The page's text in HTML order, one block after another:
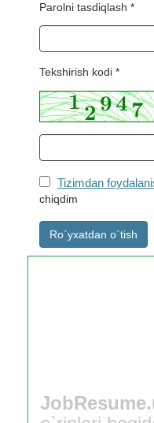
Parolni tasdiqlash *
Tekshirish kodi *
Tizimdan
chiqdim
Ro`yxatdan o`tish